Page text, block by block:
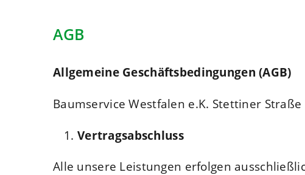
AGB
Allgemeine Geschäftsbedingungen (AGB)
Baumservice Westfalen e.K. Stettiner Straße
Vertragsabschluss
Alle unsere Leistungen erfolgen